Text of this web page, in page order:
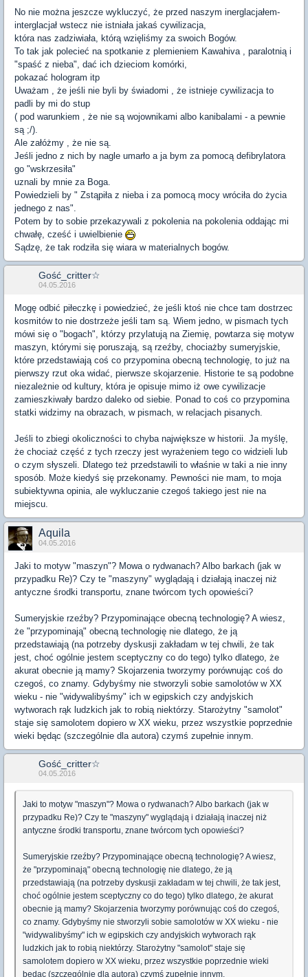
No nie można jeszcze wykluczyć, że przed naszym inerglacjałem-
interglacjał wstecz nie istniała jakaś cywilizacja,
która nas zadziwiała, którą wzięliśmy za swoich Bogów.
To tak jak polecieć na spotkanie z plemieniem Kawahiva , paralotnią i
"spaść z nieba", dać ich dzieciom komórki,
pokazać hologram itp
Uważam , że jeśli nie byli by świadomi , że istnieje cywilizacja to
padli by mi do stup
( pod warunkiem , że nie są wojownikami albo kanibalami - a pewnie
są ;/).
Ale załóżmy , że nie są.
Jeśli jedno z nich by nagle umarło a ja bym za pomocą defibrylatora
go "wskrzesiła"
uznali by mnie za Boga.
Powiedzieli by " Zstąpiła z nieba i za pomocą mocy wróciła do życia
jednego z nas".
Potem by to sobie przekazywali z pokolenia na pokolenia oddając mi
chwałę, cześć i uwielbienie
Sądzę, że tak rodziła się wiara w materialnych bogów.
Gość_critter☆
04.05.2016
Mogę odbić piłeczkę i powiedzieć, że jeśli ktoś nie chce tam dostrzec
kosmitów to nie dostrzeże jeśli tam są. Wiem jedno, w pismach tych
mówi się o "bogach", którzy przylatują na Ziemię, powtarza się motyw
maszyn, którymi się poruszają, są rzeźby, chociażby sumeryjskie,
które przedstawiają coś co przypomina obecną technologię, to już na
pierwszy rzut oka widać, pierwsze skojarzenie. Historie te są podobne
niezależnie od kultury, która je opisuje mimo iż owe cywilizacje
zamieszkiwały bardzo daleko od siebie. Ponad to coś co przypomina
statki widzimy na obrazach, w pismach, w relacjach pisanych.
Jeśli to zbiegi okoliczności to chyba największe w historii. Ja myślę,
że chociaż część z tych rzeczy jest wyrażeniem tego co widzieli lub
o czym słyszeli. Dlatego też przedstawili to właśnie w taki a nie inny
sposób. Może kiedyś się przekonamy. Pewności nie mam, to moja
subiektywna opinia, ale wykluczanie czegoś takiego jest nie na
miejscu.
Aquila
04.05.2016
Jaki to motyw "maszyn"? Mowa o rydwanach? Albo barkach (jak w
przypadku Re)? Czy te "maszyny" wyglądają i działają inaczej niż
antyczne środki transportu, znane twórcom tych opowieści?
Sumeryjskie rzeźby? Przypominające obecną technologię? A wiesz,
że "przypominają" obecną technologię nie dlatego, że ją
przedstawiają (na potrzeby dyskusji zakładam w tej chwili, że tak
jest, choć ogólnie jestem sceptyczny co do tego) tylko dlatego, że
akurat obecnie ją mamy? Skojarzenia tworzymy porównując coś do
czegoś, co znamy. Gdybyśmy nie stworzyli sobie samolotów w XX
wieku - nie "widywalibyśmy" ich w egipskich czy andyjskich
wytworach rąk ludzkich jak to robią niektórzy. Starożytny "samolot"
staje się samolotem dopiero w XX wieku, przez wszystkie poprzednie
wieki będąc (szczególnie dla autora) czymś zupełnie innym.
Gość_critter☆
04.05.2016
Jaki to motyw "maszyn"? Mowa o rydwanach? Albo barkach (jak w
przypadku Re)? Czy te "maszyny" wyglądają i działają inaczej niż
antyczne środki transportu, znane twórcom tych opowieści?
Sumeryjskie rzeźby? Przypominające obecną technologię? A wiesz,
że "przypominają" obecną technologię nie dlatego, że ją
przedstawiają (na potrzeby dyskusji zakładam w tej chwili, że tak jest,
choć ogólnie jestem sceptyczny co do tego) tylko dlatego, że akurat
obecnie ją mamy? Skojarzenia tworzymy porównując coś do czegoś,
co znamy. Gdybyśmy nie stworzyli sobie samolotów w XX wieku - nie
"widywalibyśmy" ich w egipskich czy andyjskich wytworach rąk
ludzkich jak to robią niektórzy. Starożytny "samolot" staje się
samolotem dopiero w XX wieku, przez wszystkie poprzednie wieki
będąc (szczególnie dla autora) czymś zupełnie innym.